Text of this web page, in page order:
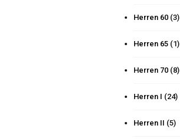
Herren 60 (3)
Herren 65 (1)
Herren 70 (8)
Herren I (24)
Herren II (5)